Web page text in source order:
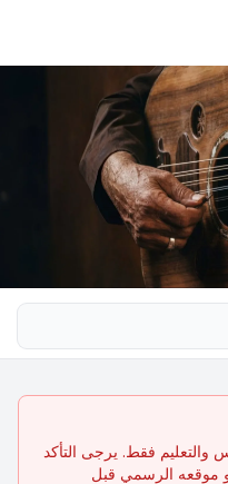
فقط. يرجى التأكد
موقعه الرسمي قبل